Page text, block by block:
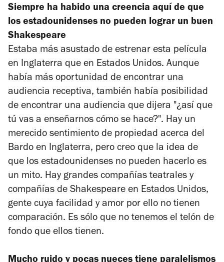
Siempre ha habido una creencia aquí de que
los estadounidenses no pueden lograr un buen
Shakespeare
Estaba más asustado de estrenar esta película
en Inglaterra que en Estados Unidos. Aunque
había más oportunidad de encontrar una
audiencia receptiva, también había posibilidad
de encontrar una audiencia que dijera "¿así que
tú vas a enseñarnos cómo se hace?". Hay un
merecido sentimiento de propiedad acerca del
Bardo en Inglaterra, pero creo que la idea de
que los estadounidenses no pueden hacerlo es
un mito. Hay grandes compañías teatrales y
compañías de Shakespeare en Estados Unidos,
gente cuya facilidad y amor por ello no tienen
comparación. Es sólo que no tenemos el telón de
fondo que ellos tienen.